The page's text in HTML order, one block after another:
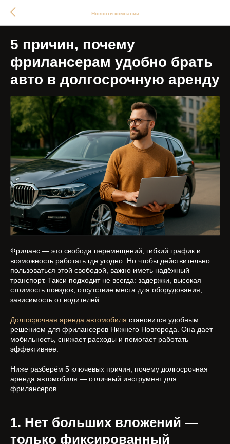
Новости компании
5 причин, почему
фрилансерам удобно брать
авто в долгосрочную аренду
Фриланс — это свобода перемещений, гибкий график и
возможность работать где угодно. Но чтобы действительно
пользоваться этой свободой, важно иметь надёжный
транспорт. Такси подходит не всегда: задержки, высокая
стоимость поездок, отсутствие места для оборудования,
зависимость от водителей.
Долгосрочная аренда автомобиля становится удобным
решением для фрилансеров Нижнего Новгорода. Она дает
мобильность, снижает расходы и помогает работать
эффективнее.
Ниже разберём 5 ключевых причин, почему долгосрочная
аренда автомобиля — отличный инструмент для
фрилансеров.
1. Нет больших вложений —
только фиксированный